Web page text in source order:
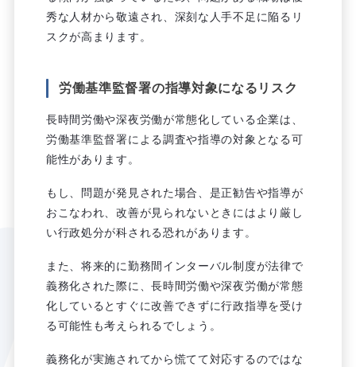
秀な人材から敬遠され、深刻な人手不足に陥るリ
スクが高まります。
労働基準監督署の指導対象になるリスク
長時間労働や深夜労働が常態化している企業は、
労働基準監督署による調査や指導の対象となる可
能性があります。
もし、問題が発見された場合、是正勧告や指導が
おこなわれ、改善が見られないときにはより厳し
い行政処分が科される恐れがあります。
また、将来的に勤務間インターバル制度が法律で
義務化された際に、長時間労働や深夜労働が常態
化しているとすぐに改善できずに行政指導を受け
る可能性も考えられるでしょう。
義務化が実施されてから慌てて対応するのではな